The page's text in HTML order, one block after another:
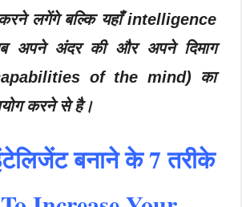
लगेंगे बल्कि यहाँ intelligence
अपने अंदर की और अपने दिमाग
of the mind) का
करने से है।
बनाने के 7 तरीके